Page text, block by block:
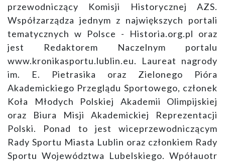
przewodniczący Komisji Historycznej AZS.
Współzarządza jednym z największych portali
tematycznych w Polsce - Historia.org.pl oraz
jest Redaktorem Naczelnym portalu
www.kronikasportu.lublin.eu. Laureat nagrody
im. E. Pietrasika oraz Zielonego Pióra
Akademickiego Przeglądu Sportowego, członek
Koła Młodych Polskiej Akademii Olimpijskiej
oraz Biura Misji Akademickiej Reprezentacji
Polski. Ponad to jest wiceprzewodniczącym
Rady Sportu Miasta Lublin oraz członkiem Rady
Sportu Województwa Lubelskiego. Wpółauotr